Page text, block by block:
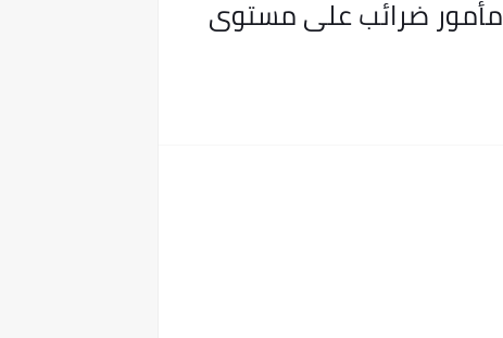
رسميا مصلحة الضرائب المصرية تعلن عن حاجتها للتعاقد مع عدد 1700 مأمور ضرائب على مستوى